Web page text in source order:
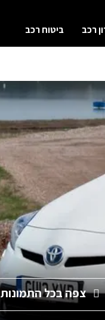
רכב ביטוח רכב
צפה בכל התמונות